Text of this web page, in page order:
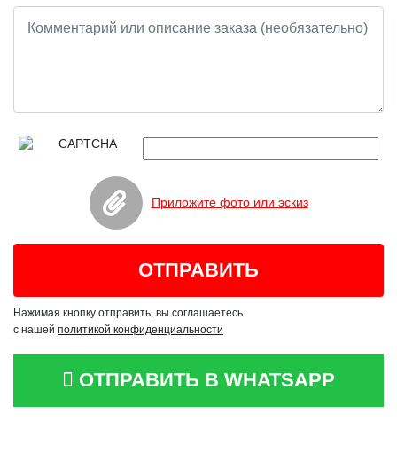
Приложите фото или эскиз
Нажимая кнопку отправить, вы соглашаетесь
с нашей политикой конфиденциальности
ОТПРАВИТЬ В WHATSAPP